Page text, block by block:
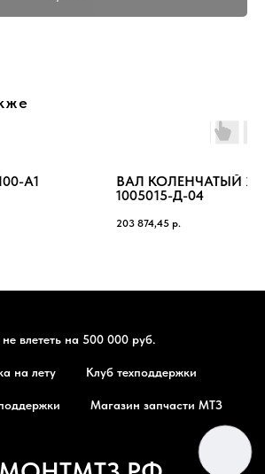
А1
ВАЛ КОЛЕНЧАТЫЙ
1005015-Д-04
203 874,45 р.
влететь на 500 000 руб.
на лету Клуб техподдержки
Магазин запчасти МТЗ